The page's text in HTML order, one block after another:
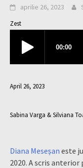
aprilie 26, 2023
Zest
April 26, 2023
Sabina Varga & Silviana
Diana Meseșan este
2020. A scris